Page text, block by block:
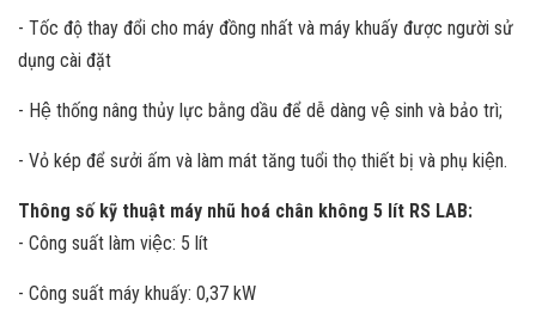
- Tốc độ thay đổi cho máy đồng nhất và máy khuấy được người sử
dụng cài đặt
- Hệ thống nâng thủy lực bằng dầu để dễ dàng vệ sinh và bảo trì;
- Vỏ kép để sưởi ấm và làm mát tăng tuổi thọ thiết bị và phụ kiện.
Thông số kỹ thuật máy nhũ hoá chân không 5 lít RS LAB:
- Công suất làm việc: 5 lít
- Công suất máy khuấy: 0,37 kW